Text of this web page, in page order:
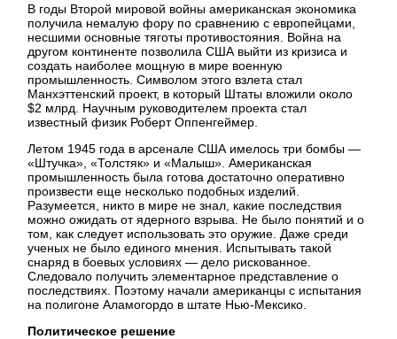
В годы Второй мировой войны американская экономика
получила немалую фору по сравнению с европейцами,
несшими основные тяготы противостояния. Война на
другом континенте позволила США выйти из кризиса и
создать наиболее мощную в мире военную
промышленность. Символом этого взлета стал
Манхэттенский проект, в который Штаты вложили около
$2 млрд. Научным руководителем проекта стал
известный физик Роберт Оппенгеймер.
Летом 1945 года в арсенале США имелось три бомбы —
«Штучка», «Толстяк» и «Малыш». Американская
промышленность была готова достаточно оперативно
произвести еще несколько подобных изделий.
Разумеется, никто в мире не знал, какие последствия
можно ожидать от ядерного взрыва. Не было понятий и о
том, как следует использовать это оружие. Даже среди
ученых не было единого мнения. Испытывать такой
снаряд в боевых условиях — дело рискованное.
Следовало получить элементарное представление о
последствиях. Поэтому начали американцы с испытания
на полигоне Аламогордо в штате Нью-Мексико.
Политическое решение